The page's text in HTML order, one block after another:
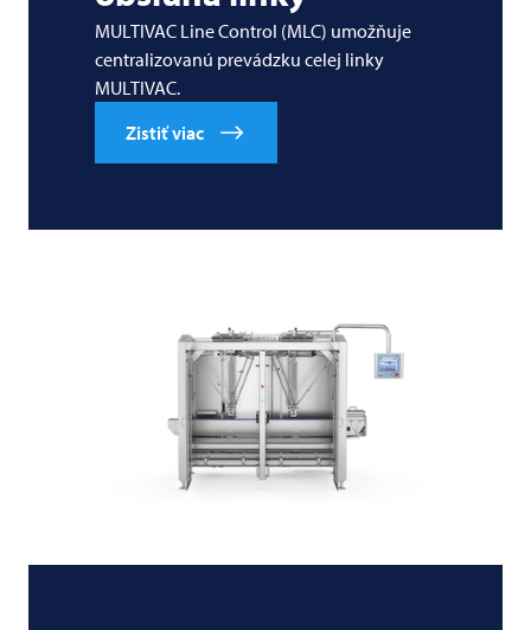
MULTIVAC Line Control (MLC) umožňuje
centralizovanú prevádzku celej linky
MULTIVAC.
Zistiť viac